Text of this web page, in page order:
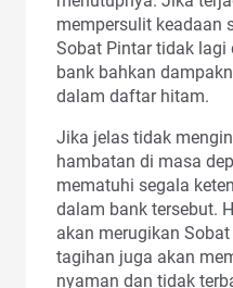
mempersulit keadaan
Sobat Pintar tidak lagi
bank bahkan
dalam daftar hitam.
Jika jelas tidak
hambatan di masa
mematuhi segala
dalam bank tersebut.
akan merugikan
tagihan juga akan
nyaman dan tidak